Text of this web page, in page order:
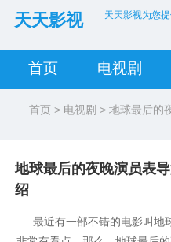
天天影视
天天影视为您
首页 电视剧
首页 > 电视剧 > 地球最后的夜
地球最后的夜晚演员表
绍
最近有一部不错的电影叫地